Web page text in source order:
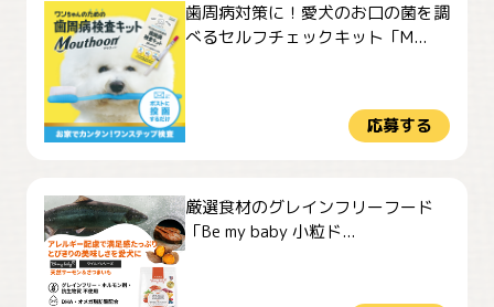
歯周病対策に！愛犬のお口の菌を調
べるセルフチェックキット「M...
応募する
厳選食材のグレインフリーフード
「Be my baby 小粒ド...